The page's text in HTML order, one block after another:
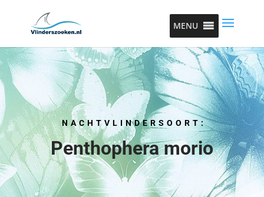
MENU
NACHTVLINDERSOORT:
Penthophera morio